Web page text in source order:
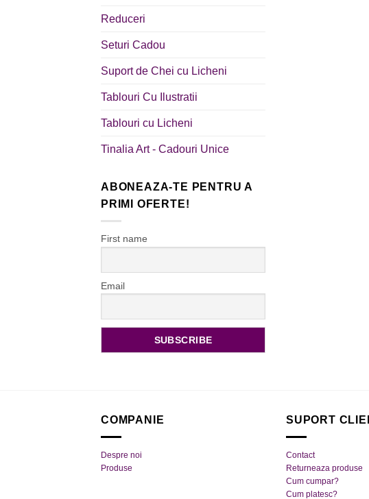
Reduceri
Seturi Cadou
Suport de Chei cu Licheni
Tablouri Cu Ilustratii
Tablouri cu Licheni
Tinalia Art - Cadouri Unice
ABONEAZA-TE PENTRU A
PRIMI OFERTE!
First name
Email
COMPANIE
Despre noi
Produse
SUPORT
Contact
Returneaza produse
Cum cumpar?
Cum platesc?